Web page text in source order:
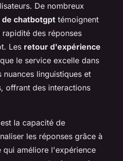
De nombreux
chatbotgpt témoignent
des réponses
Les retour d'expérience
le service excelle dans
nuances linguistiques et
offrant des interactions
la capacité de
les réponses grâce à
qui améliore l'expérience